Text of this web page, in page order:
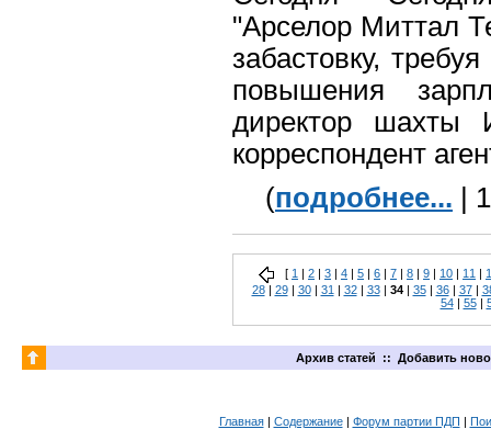
"Арселор Миттал
забастовку,
повышения
директор шахты
корреспондент
(подробнее... |
[ 1 2 3 4 5 6 7 8 9 10 11
28| 29| 30| 31 | 32| 33| 34| 35| 36| 37|
54| 55|
Архив статей :: Добавить
Главная| Содержание| Форум партии ПДП |